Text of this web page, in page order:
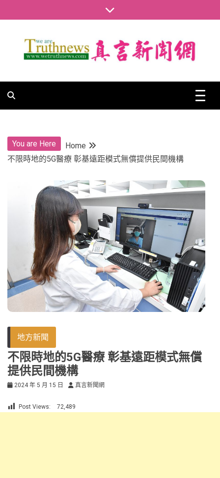
to
真言新聞網
You are Here
Home
不限時地的5G醫療 彰基遠距模式無償提供民間機構
地方新聞
不限時地的5G醫療 彰基遠距模式無償
提供民間機構
2024 年 5 月 15 日 真言新聞網
Post Views: 72,489